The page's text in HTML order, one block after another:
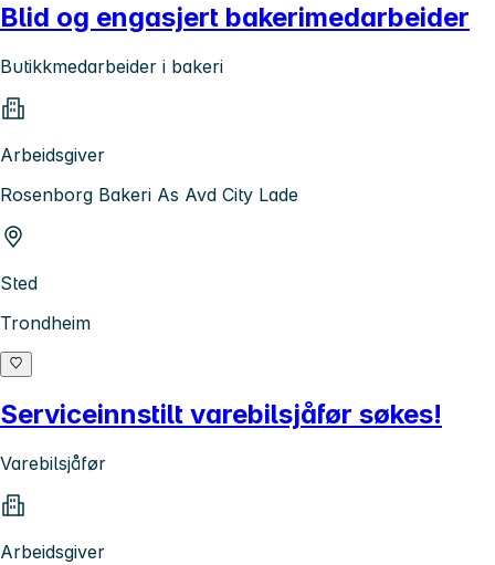
Blid og engasjert bakerimedarbeider
Butikkmedarbeider i bakeri
Arbeidsgiver
Rosenborg Bakeri As Avd City Lade
Sted
Trondheim
Serviceinnstilt varebilsjåfør søkes!
Varebilsjåfør
Arbeidsgiver